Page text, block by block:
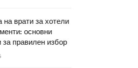
на врати за хотели
основни
за правилен избор